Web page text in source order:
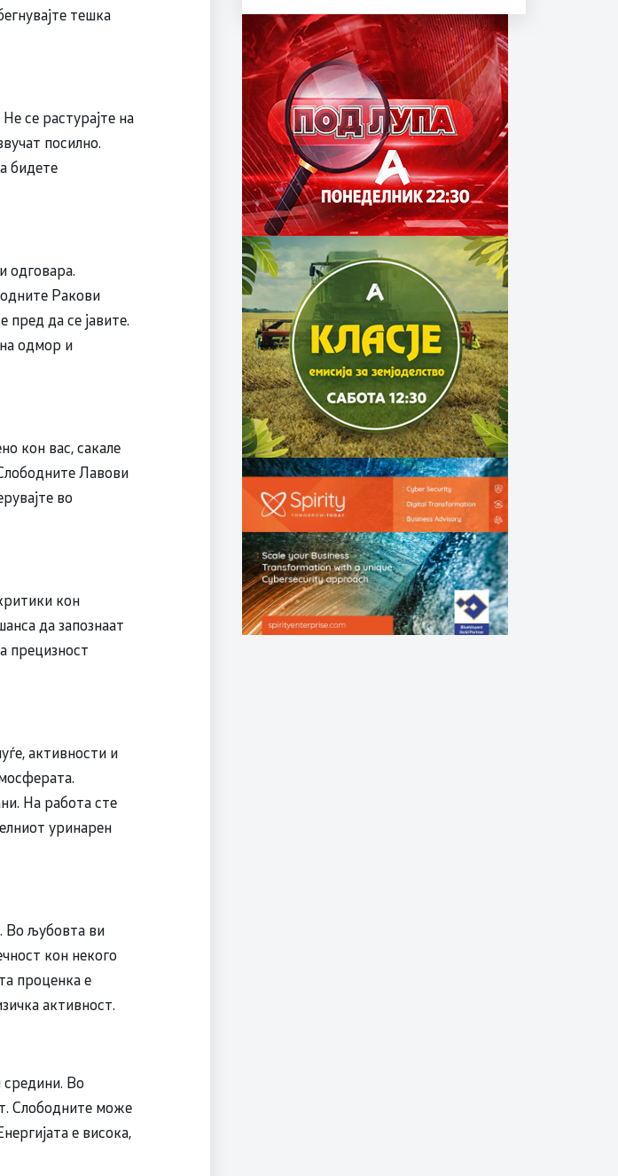
тешка
се растурајте на
посилно.
бидете
одговара.
Ракови
да се јавите.
одмор и
кон вас, сакале
Лавови
во
кон
да запознаат
прецизност
активности и
На работа сте
уринарен
Во љубовта ви
кон некого
проценка е
активност.
средини. Во
Слободните може
е висока,